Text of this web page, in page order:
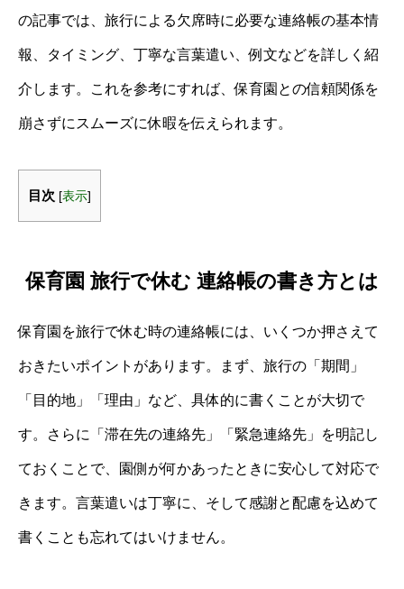
の記事では、旅行による欠席時に必要な連絡帳の基本情
報、タイミング、丁寧な言葉遣い、例文などを詳しく紹
介します。これを参考にすれば、保育園との信頼関係を
崩さずにスムーズに休暇を伝えられます。
目次 [表示]
保育園 旅行で休む 連絡帳の書き方とは
保育園を旅行で休む時の連絡帳には、いくつか押さえて
おきたいポイントがあります。まず、旅行の「期間」
「目的地」「理由」など、具体的に書くことが大切で
す。さらに「滞在先の連絡先」「緊急連絡先」を明記し
ておくことで、園側が何かあったときに安心して対応で
きます。言葉遣いは丁寧に、そして感謝と配慮を込めて
書くことも忘れてはいけません。